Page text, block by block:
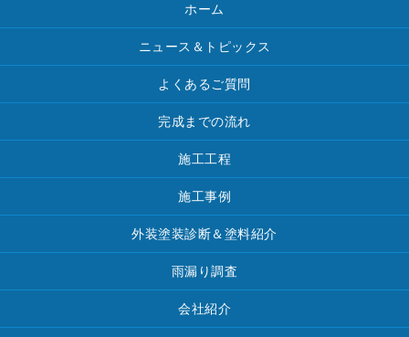
ホーム
ニュース＆トピックス
よくあるご質問
完成までの流れ
施工工程
施工事例
外装塗装診断＆塗料紹介
雨漏り調査
会社紹介